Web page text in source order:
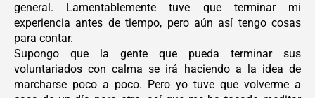
general. Lamentablemente tuve que terminar mi
experiencia antes de tiempo, pero aún así tengo cosas
para contar.
Supongo que la gente que pueda terminar sus
voluntariados con calma se irá haciendo a la idea de
marcharse poco a poco. Pero yo tuve que volverme a